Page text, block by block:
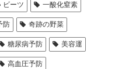
ビーツ 一酸化窒素
防 奇跡の野菜
糖尿病予防 美容運
高血圧予防